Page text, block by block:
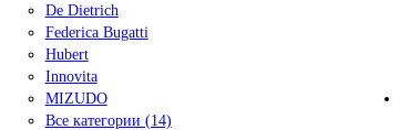
De Dietrich
Federica Bugatti
Hubert
Innovita
MIZUDO
Все категории (14)